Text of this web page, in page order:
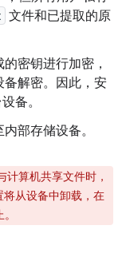
文件和已提取的原
密钥进行加密，
解密。因此，安
备。
部存储设备。
计算机共享文件时，
从设备中卸载，在